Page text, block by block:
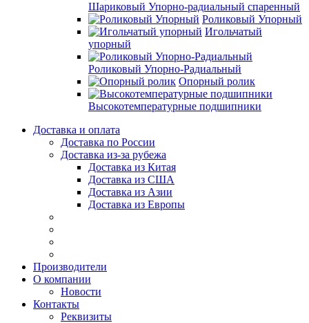
Шариковый Упорно-радиальный спаренный
Роликовый Упорный
Игольчатый
упорный
Роликовый Упорно-Радиальный
Опорный ролик
Высокотемпературные подшипники
Доставка и оплата
Доставка по России
Доставка из-за рубежа
Доставка из Китая
Доставка из США
Доставка из Азии
Доставка из Европы
Производители
О компании
Новости
Контакты
Реквизиты